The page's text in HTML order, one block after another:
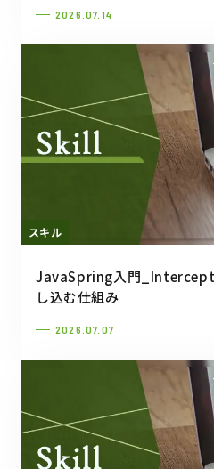
2026.07.14
スキル
JavaSpring入門
し込む仕組み
2026.07.07